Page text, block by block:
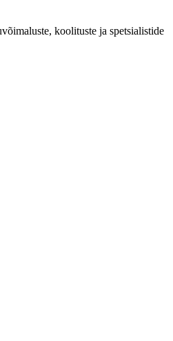
koolituste ja spetsialistide